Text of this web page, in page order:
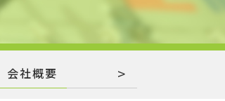
会社概要